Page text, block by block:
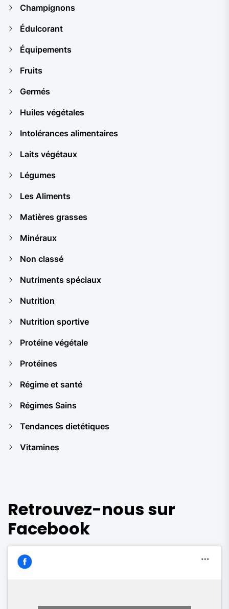
Champignons
Édulcorant
Équipements
Fruits
Germés
Huiles végétales
Intolérances alimentaires
Laits végétaux
Légumes
Les Aliments
Matières grasses
Minéraux
Non classé
Nutriments spéciaux
Nutrition
Nutrition sportive
Protéine végétale
Protéines
Régime et santé
Régimes Sains
Tendances dietétiques
Vitamines
Retrouvez-nous sur
Facebook